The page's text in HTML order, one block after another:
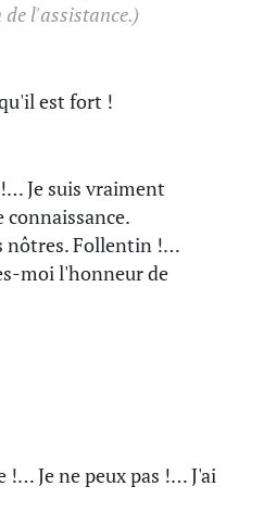
l'assistance.)
est fort !
Je suis vraiment
nôtres. Follentin !…
moi l'honneur de
!… Je ne peux pas !… J'ai